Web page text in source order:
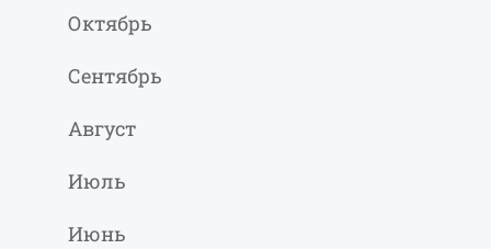
Октябрь
Сентябрь
Август
Июль
Июнь